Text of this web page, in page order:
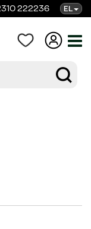
222236 EL